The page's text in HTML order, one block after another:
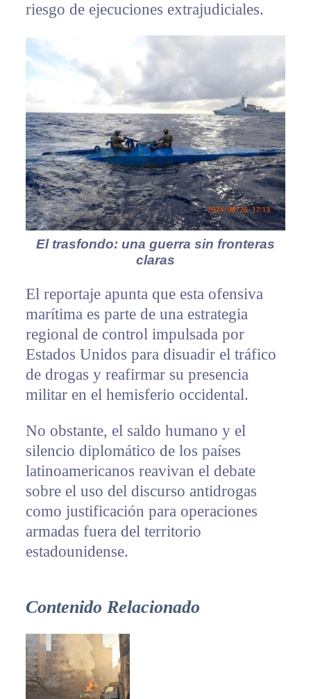
riesgo de ejecuciones extrajudiciales.
El trasfondo: una guerra sin fronteras
claras
El reportaje apunta que esta ofensiva
marítima es parte de una estrategia
regional de control impulsada por
Estados Unidos para disuadir el tráfico
de drogas y reafirmar su presencia
militar en el hemisferio occidental.
No obstante, el saldo humano y el
silencio diplomático de los países
latinoamericanos reavivan el debate
sobre el uso del discurso antidrogas
como justificación para operaciones
armadas fuera del territorio
estadounidense.
Contenido Relacionado